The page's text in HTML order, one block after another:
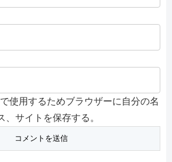
使用するためブラウザーに自分の名
、サイトを保存する。